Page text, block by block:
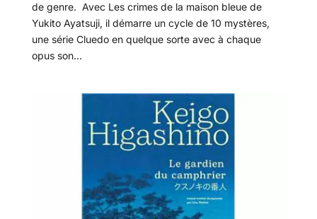
de genre. Avec Les crimes de la maison bleue de
Yukito Ayatsuji, il démarre un cycle de 10 mystères,
une série Cluedo en quelque sorte avec à chaque
opus son...